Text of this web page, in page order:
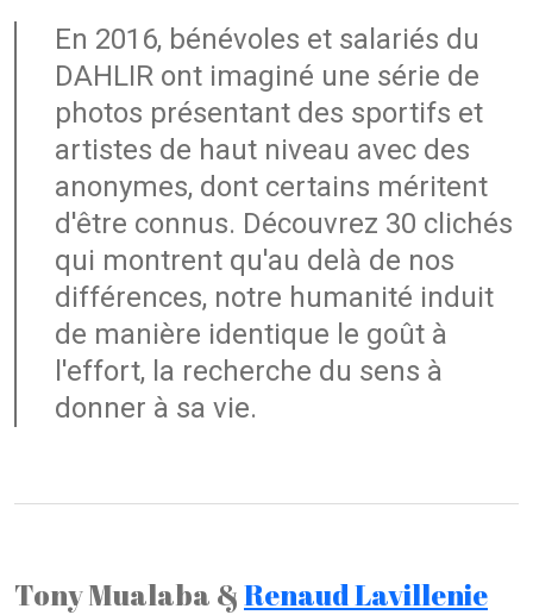
En 2016, bénévoles et salariés du
DAHLIR ont imaginé une série de
photos présentant des sportifs et
artistes de haut niveau avec des
anonymes, dont certains méritent
d'être connus. Découvrez 30 clichés
qui montrent qu'au delà de nos
différences, notre humanité induit
de manière identique le goût à
l'effort, la recherche du sens à
donner à sa vie.
Tony Mualaba &Renaud Lavillenie